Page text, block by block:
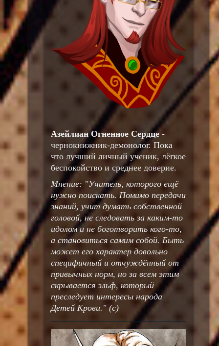
Азейлиан Огненное Сердце -
чернокнижник-демонолог. Пока
что лучший личный ученик, лёгкое
беспокойство и среднее доверие.
Мнение: "Учитель, которого ещё
нужно поискать. Помимо передачи
знаний, учит думать собственной
головой, не следовать за каким-то
идолом и не боготворить кого-то,
а становиться самим собой. Быть
может его характер довольно
специфичный и отчуждённый от
привычных норм, но за всем этим
скрывается эльф, который
преследует интересы народа
Детей Крови." (с)